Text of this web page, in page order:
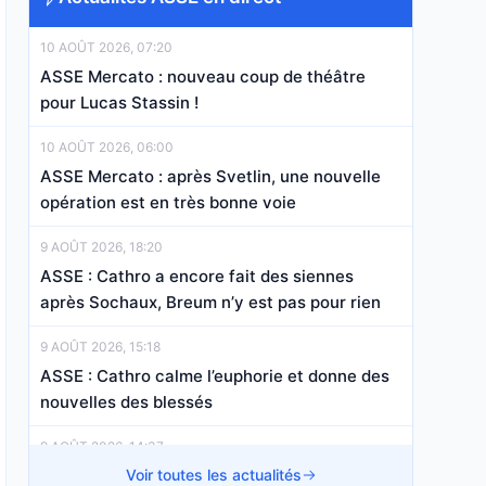
10 AOÛT 2026, 07:20
ASSE Mercato : nouveau coup de théâtre
pour Lucas Stassin !
10 AOÛT 2026, 06:00
ASSE Mercato : après Svetlin, une nouvelle
opération est en très bonne voie
9 AOÛT 2026, 18:20
ASSE : Cathro a encore fait des siennes
après Sochaux, Breum n’y est pas pour rien
9 AOÛT 2026, 15:18
ASSE : Cathro calme l’euphorie et donne des
nouvelles des blessés
9 AOÛT 2026, 14:37
ASSE : les Vertes enchaînent et montent en
Voir toutes les actualités